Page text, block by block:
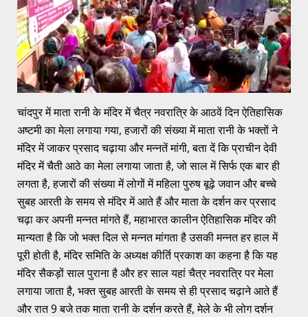
चांदपुर में माता रानी के मंदिर में चैत्र नवरात्रि के आठवें दिन ऐतिहासिक
अष्टमी का मेला लगाया गया, हजारों की संख्या में माता रानी के भक्तों ने
मंदिर में जाकर प्रसाद चढ़ाया और मन्नतें मांगी, बता दें कि प्राचीन देवी
मंदिर में चैती आठे का मेला लगाया जाता है, जो साल में सिर्फ एक बार ही
लगता है, हजारों की संख्या में लोगों में महिला पुरुष बूढ़े जवान और बच्चे
सुबह आरती के समय से मंदिर में आते हैं और माता के दर्शन कर प्रसाद
चढ़ा कर अपनी मन्नत मांगते हैं, महाभारत कालीन ऐतिहासिक मंदिर की
मान्यता है कि जो भक्त दिल से मन्नत मांगता है उसकी मन्नत हर हाल में
पूरी होती है, मंदिर समिति के अध्यक्ष कीर्ति प्रकाश का कहना है कि यह
मंदिर सैकड़ों साल पुराना है और हर साल यहां चैत्र नवरात्रि पर मेला
लगाया जाता है, भक्त सुबह आरती के समय से ही प्रसाद चढ़ाने आते हैं
और रात 9 बजे तक माता रानी के दर्शन करते हैं, मेले के भी लोग दर्शन